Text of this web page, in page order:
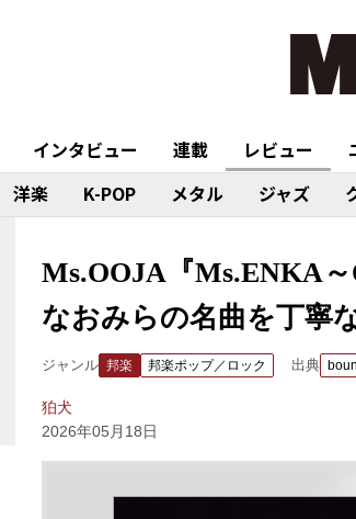
インタビュー 連載 レビュー
洋楽 K-POP メタル ジャズ
Ms.OOJA『Ms.ENKA
なおみらの名曲を丁寧
ジャンル 邦楽 邦楽ポップ／ロック 出典
狛犬
2026年05月18日